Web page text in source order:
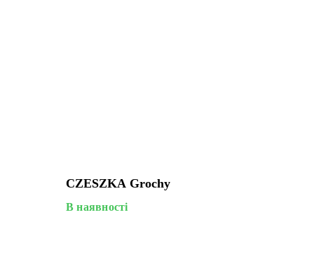
CZESZKA Grochy
В наявності